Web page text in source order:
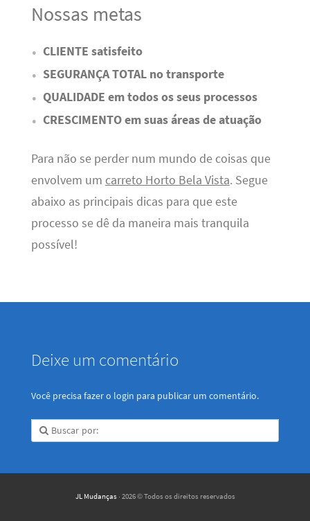
Nossas metas
CLIENTE satisfeito
SEGURANÇA TOTAL no transporte
QUALIDADE em todos os seus processos
CRESCIMENTO em suas áreas de atuação
Para não se perder num mundo de coisas que
envolvem um carreto Horto Bela Vista. Segue
abaixo as principais dicas para que este
processo se dê da maneira mais tranquila
possível!
Deixe um comentário
Você precisa fazer o login para publicar um comentário.
JL Mudanças· 2026 © Todos os direitos reservados